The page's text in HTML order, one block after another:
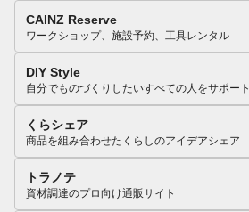
CAINZ Reserve
ワークショップ、施設予約、工具レンタル
DIY Style
自分でものづくりしたいすべての人をサポート
くらシェア
商品を組み合わせたくらしのアイデアシェア
トラノテ
資材調達のプロ向け通販サイト